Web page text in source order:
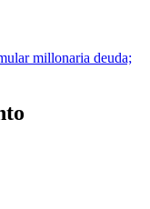
millonaria deuda;